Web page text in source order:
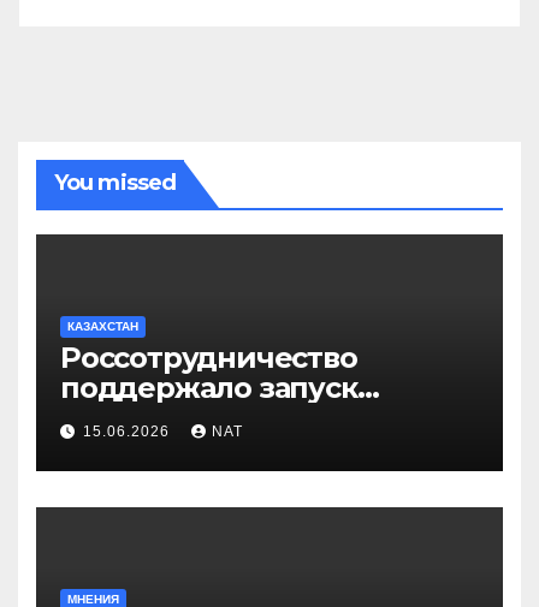
You missed
КАЗАХСТАН
Россотрудничество
поддержало запуск
инклюзивного таксопарка в
Западно-Казахстанской
области
15.06.2026 NAT
МНЕНИЯ